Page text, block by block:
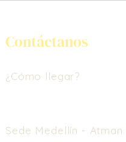
Contáctanos
¿Cómo llegar?
Sede Medellín - Atman